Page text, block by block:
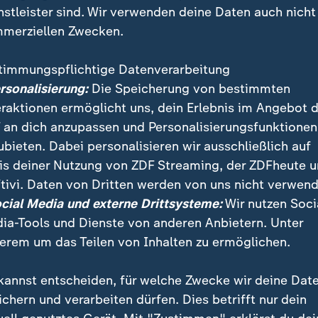
Katrin Göring-Eckardt fordert einen
Union und SPD machten in ihrem Entwurf aus
"Gnadenrecht".
sind. Wir verwenden deine Daten auch nicht
Zwecken.
Datenverarbeitung
Die Speicherung von bestimmten
ermöglicht uns, dein Erlebnis im Angebot
an dich anzupassen und Personalisierungsfunktionen
Dabei personalisieren wir ausschließlich auf
deiner Nutzung von ZDF Streaming, der ZDFheute
Daten von Dritten werden von uns nicht
Media und externe Drittsysteme:Wir nutzen
Tools und Dienste von anderen Anbietern. Unter
um das Teilen von Inhalten zu ermöglichen.
entscheiden, für welche Zwecke wir deine
und verarbeiten dürfen. Dies betrifft nur dein